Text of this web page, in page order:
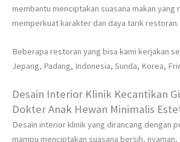
membantu menciptakan suasana makan yang
memperkuat karakter dan daya tarik restoran.
Beberapa restoran yang bisa kami kerjakan
Jepang, Padang, Indonesia, Sunda, Korea,
Desain Interior Klinik Kecantikan
Dokter Anak Hewan Minimalis
Desain interior klinik yang dirancang dengan
mampu menciptakan suasana bersih, nyaman,